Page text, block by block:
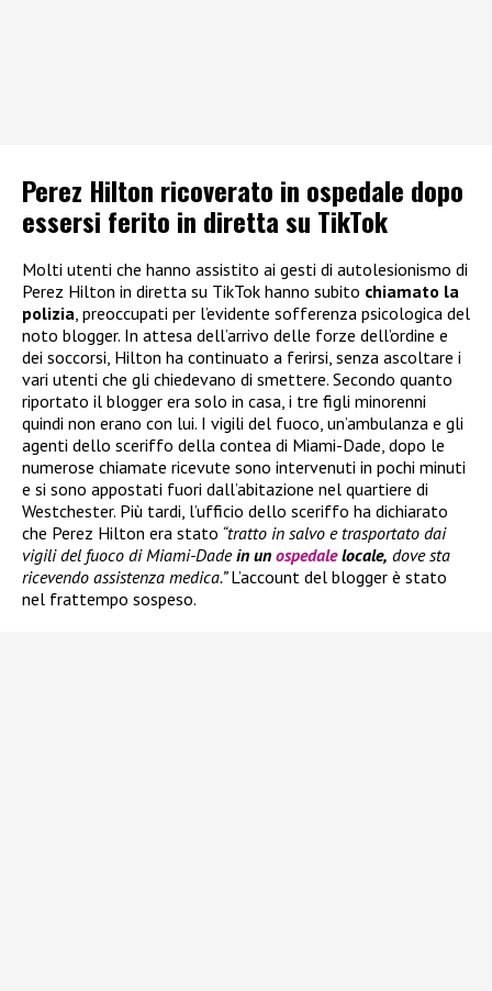
Perez Hilton ricoverato in ospedale dopo
essersi ferito in diretta su TikTok
Molti utenti che hanno assistito ai gesti di autolesionismo di
Perez Hilton in diretta su TikTok hanno subito chiamato la
polizia , preoccupati per l’evidente sofferenza psicologica del
noto blogger. In attesa dell’arrivo delle forze dell’ordine e
dei soccorsi, Hilton ha continuato a ferirsi, senza ascoltare i
vari utenti che gli chiedevano di smettere. Secondo quanto
riportato il blogger era solo in casa, i tre figli minorenni
quindi non erano con lui. I vigili del fuoco, un’ambulanza e gli
agenti dello sceriffo della contea di Miami-Dade, dopo le
numerose chiamate ricevute sono intervenuti in pochi minuti
e si sono appostati fuori dall’abitazione nel quartiere di
Westchester. Più tardi, l’ufficio dello sceriffo ha dichiarato
che Perez Hilton era stato “tratto in salvo e trasportato dai
vigili del fuoco di Miami-Dadein un ospedalelocale, dove sta
ricevendo assistenza medica.”L’account del blogger è stato
nel frattempo sospeso.